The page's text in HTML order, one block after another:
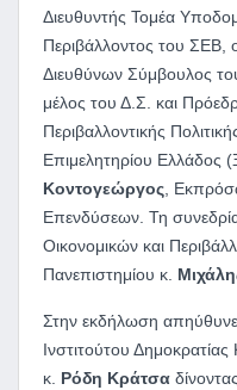
Διευθυντής Τομέα
Περιβάλλοντος του ΣΕΒ,
Διευθύνων Σύμβουλος
μέλος του Δ.Σ. και
Περιβαλλοντικής
Επιμελητηρίου Ελλάδος
Κοντογεώργος,
Επενδύσεων. Τη
Οικονομικών και
Πανεπιστημίου κ.
Στην εκδήλωση
Ινστιτούτου
κ. Ρόδη Κράτσα